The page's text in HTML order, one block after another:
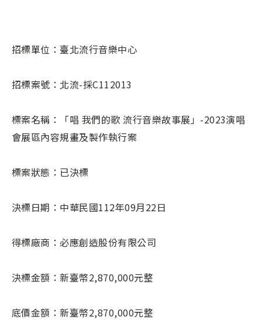
招標單位：臺北流行音樂中心
招標案號：北流-採C112013
標案名稱：「唱 我們的歌 流行音樂故事展」-2023演唱
會展區內容規畫及製作執行案
標案狀態：已決標
決標日期：中華民國112年09月22日
得標廠商：必應創造股份有限公司
決標金額：新臺幣2,870,000元整
底價金額：新臺幣2,870,000元整